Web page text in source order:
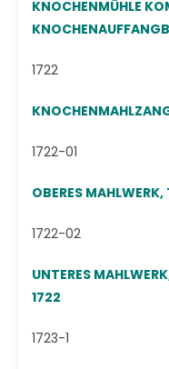
KNOCHENMÜHLE
1722
1722-01
OBERES
1722-02
UNTERES
1722
1723-1